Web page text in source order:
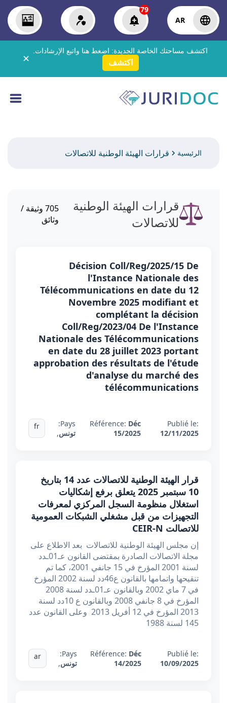
AR
79
اكتشف مساحتك الخاصة الجديدة: اضغط هنا واتبع الإرشادات.
اكتشف ✕
الرئيسية قرارات الهيئة الوطنية للاتصالات
قرارات الهيئة الوطنية
للاتصالات
705وثيقة /
وثائق
Décision Coll/Reg/2025/15 De
l'Instance Nationale des
Télécommunications en date du 12
Novembre 2025 modifiant et
complétant la décision
Coll/Reg/2023/04 De l'Instance
Nationale des Télécommunications
en date du 28 juillet 2023 portant
approbation des résultats de l'étude
d'analyse du marché des
télécommunications
Publié le:
12/11/2025
Référence: Déc
15/2025
Pays:
تونس,
fr
قرار الهيئة الوطنية للاتصالات عدد 14 بتاريخ
10 سبتمبر 2025 يتعلق برفع إشكاليات
استغلال منظومة السجل المركزي لمعرفات
التجهيزات من قبل مشغلي الشبكات العمومية
للاتصالت CEIR-N
إن مجلس الهيئة الوطنية للاتصالات بعد الاطلاع على
مجلة الاتصالات الصادرة بمقتضى القانون عـ01ـدد
لسنة 2001 المؤرخ في 15 جانفي 2001، كما تم
تنقيحها واتمامها بالقانون ع46دد لسنة 2002 المؤرخ
في 7 ماي 2002 وبالقانون عـ01ـدد لسنة 2008
المؤرخ في 8 جانفي 2008 وبالقانون ع 10دد لسنة
2013 المؤرخ في 12 أفريل 2013 وعلى القانون عدد
145 لسنة 1988
Publié le:
10/09/2025
Référence: Déc
14/2025
Pays:
تونس,
ar